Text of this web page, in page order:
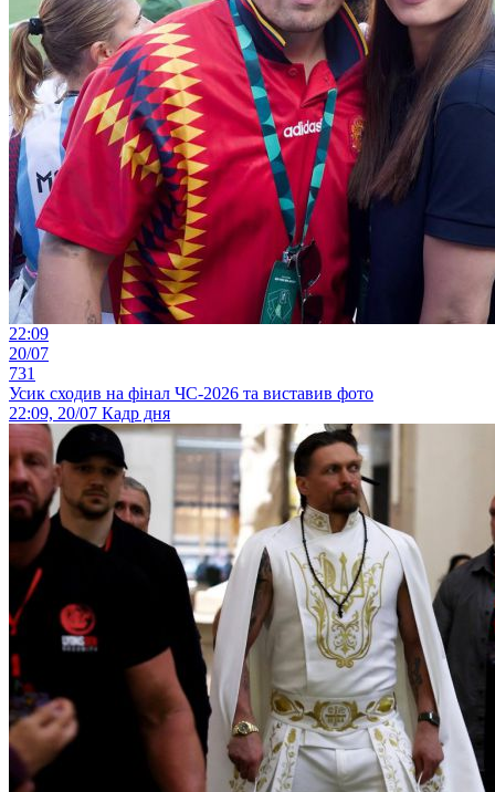
22:09
20/07
731
Усик сходив на фінал ЧС-2026 та виставив фото
22:09, 20/07 Кадр дня